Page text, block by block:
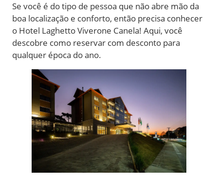
Se você é do tipo de pessoa que não abre mão da
boa localização e conforto, então precisa conhecer
o Hotel Laghetto Viverone Canela! Aqui, você
descobre como reservar com desconto para
qualquer época do ano.